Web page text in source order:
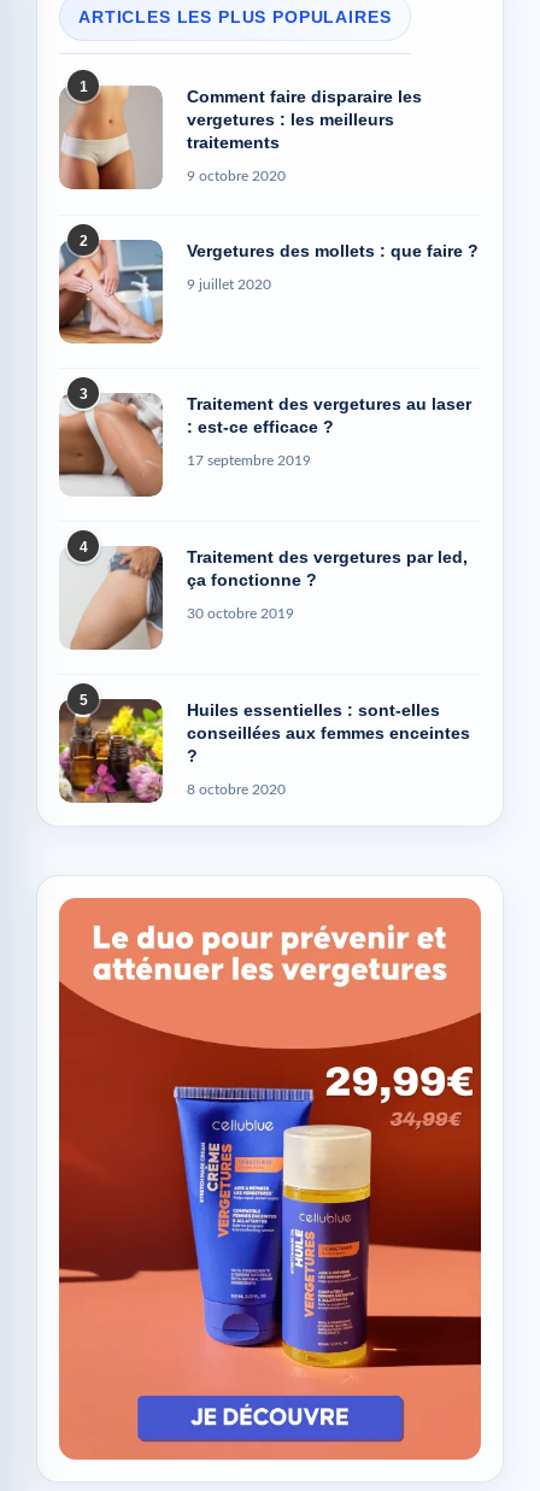
ARTICLES LES PLUS POPULAIRES
1
Comment faire disparaire les
vergetures : les meilleurs
traitements
9 octobre 2020
2
Vergetures des mollets : que faire ?
9 juillet 2020
3
Traitement des vergetures au laser
: est-ce efficace ?
17 septembre 2019
4
Traitement des vergetures par led,
ça fonctionne ?
30 octobre 2019
5
Huiles essentielles : sont-elles
conseillées aux femmes enceintes
?
8 octobre 2020